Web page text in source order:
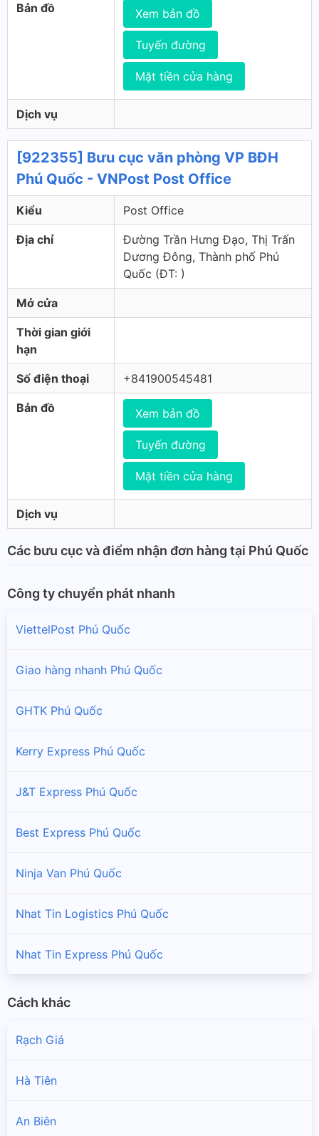
Bản đồ Xem bản đồ
Tuyến đường
Mặt tiền cửa hàng
Dịch vụ
[922355] Bưu cục văn phòng VP BĐH
Phú Quốc - VNPost Post Office
Kiểu Post Office
Địa chỉ
Đường Trần Hưng Đạo, Thị Trấn
Dương Đông, Thành phố Phú
Quốc (ÐT: )
Mở cửa
Thời gian giới
hạn
Số điện thoại +841900545481
Bản đồ Xem bản đồ
Tuyến đường
Mặt tiền cửa hàng
Dịch vụ
Các bưu cục và điểm nhận đơn hàng tại Phú Quốc
Công ty chuyển phát nhanh
ViettelPost Phú Quốc
Giao hàng nhanh Phú Quốc
GHTK Phú Quốc
Kerry Express Phú Quốc
J&T Express Phú Quốc
Best Express Phú Quốc
Ninja Van Phú Quốc
Nhat Tin Logistics Phú Quốc
Nhat Tin Express Phú Quốc
Cách khác
Rạch Giá
Hà Tiên
An Biên